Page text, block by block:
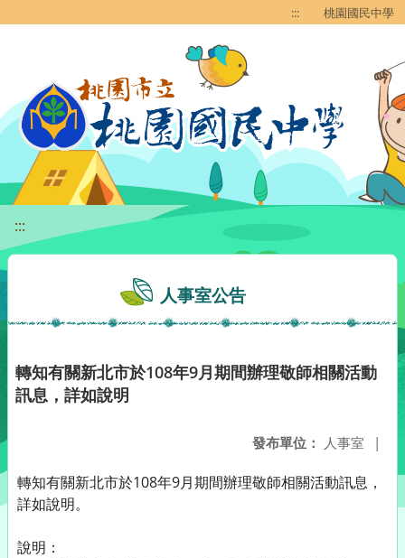
::: 桃園國民中學
:::
人事室公告
轉知有關新北市於108年9月期間辦理敬師相關活動
訊息，詳如說明
發布單位： 人事室 |
轉知有關新北市於108年9月期間辦理敬師相關活動訊息，
詳如說明。
說明：